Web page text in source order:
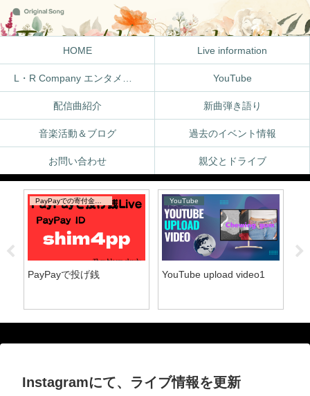
HOME Live information
YouTube
配信曲紹介 新曲弾き語り
音楽活動＆ブログ 過去のイベント情報
お問い合わせ 親父とドライブ
PayPayでの寄付金受取窓口
PayPayで投げ銭
YouTube
YouTube upload video1
Instagramにて、ライブ情報を更新